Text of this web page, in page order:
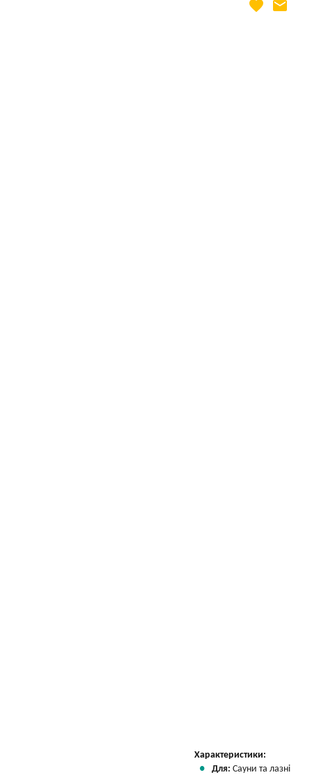
Яка Ваша ціна
favorite email
Характеристики:
Для: Сауни та лазні